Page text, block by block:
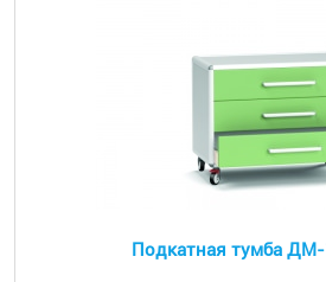
Подкатная тумба ДМ-